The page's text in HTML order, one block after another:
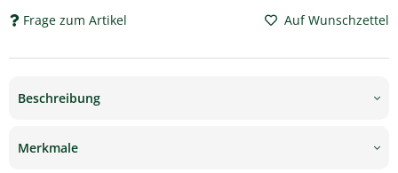
Frage zum Artikel Auf Wunschzettel
Beschreibung
Merkmale